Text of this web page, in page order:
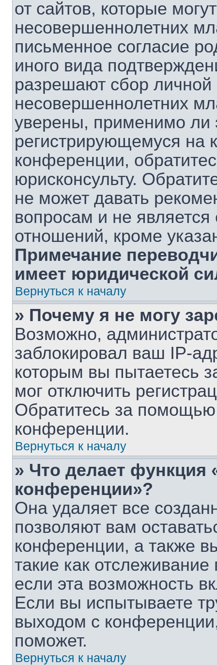
от сайтов, которые
несовершеннолетних
письменное согласие
иного вида
разрешают сбор
несовершеннолетних
уверены, применимо ли
регистрирующемуся на
конференции,
юрисконсульту.
не может давать
вопросам и не
отношений, кроме
Примечание
имеет юридической
Вернуться к началу
» Почему я не могу
Возможно,
заблокировал ваш IP-
которым вы пытаетесь
мог отключить
Обратитесь за помощью
конференции.
Вернуться к началу
» Что делает функция
конференции»?
Она удаляет все
позволяют вам
конференции, а также
такие как
если эта возможность
Если вы испытываете
выходом с
поможет.
Вернуться к началу